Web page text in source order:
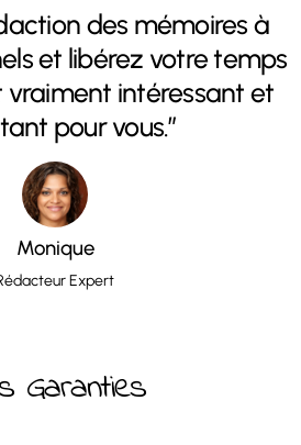
des mémoires à
et libérez votre temps
vraiment intéressant et
pour vous.”
Monique
Expert
Garanties